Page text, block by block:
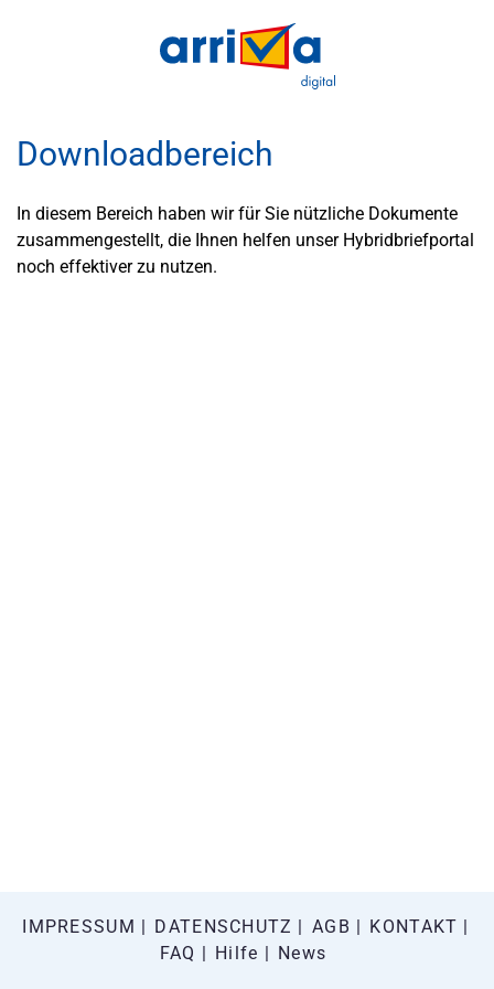
Downloadbereich
In diesem Bereich haben wir für Sie nützliche Dokumente
zusammengestellt, die Ihnen helfen unser Hybridbriefportal
noch effektiver zu nutzen.
IMPRESSUM DATENSCHUTZ AGB
KONTAKT
FAQ
Hilfe News